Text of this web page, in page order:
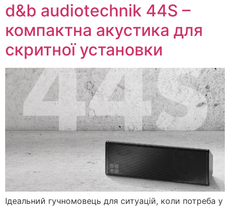
d&b audiotechnik 44S –
компактна акустика для
скритної установки
Ідеальний гучномовець для ситуацій, коли потреба у